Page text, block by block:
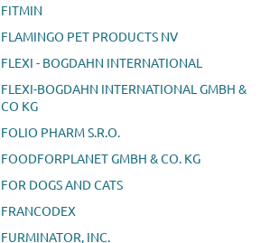
FITMIN
FLAMINGO PET PRODUCTS NV
FLEXI - BOGDAHN INTERNATIONAL
FLEXI-BOGDAHN INTERNATIONAL GMBH &
CO KG
FOLIO PHARM S.R.O.
FOODFORPLANET GMBH & CO. KG
FOR DOGS AND CATS
FRANCODEX
FURMINATOR, INC.